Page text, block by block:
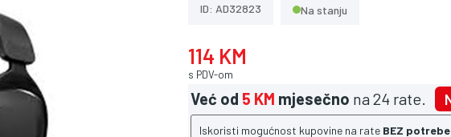
ID: AD32823 Na stanju
114 KM
s PDV-om
Već od 5 KM mjesečno na 24 rate.
Iskoristi mogućnost kupovine na rate BEZ